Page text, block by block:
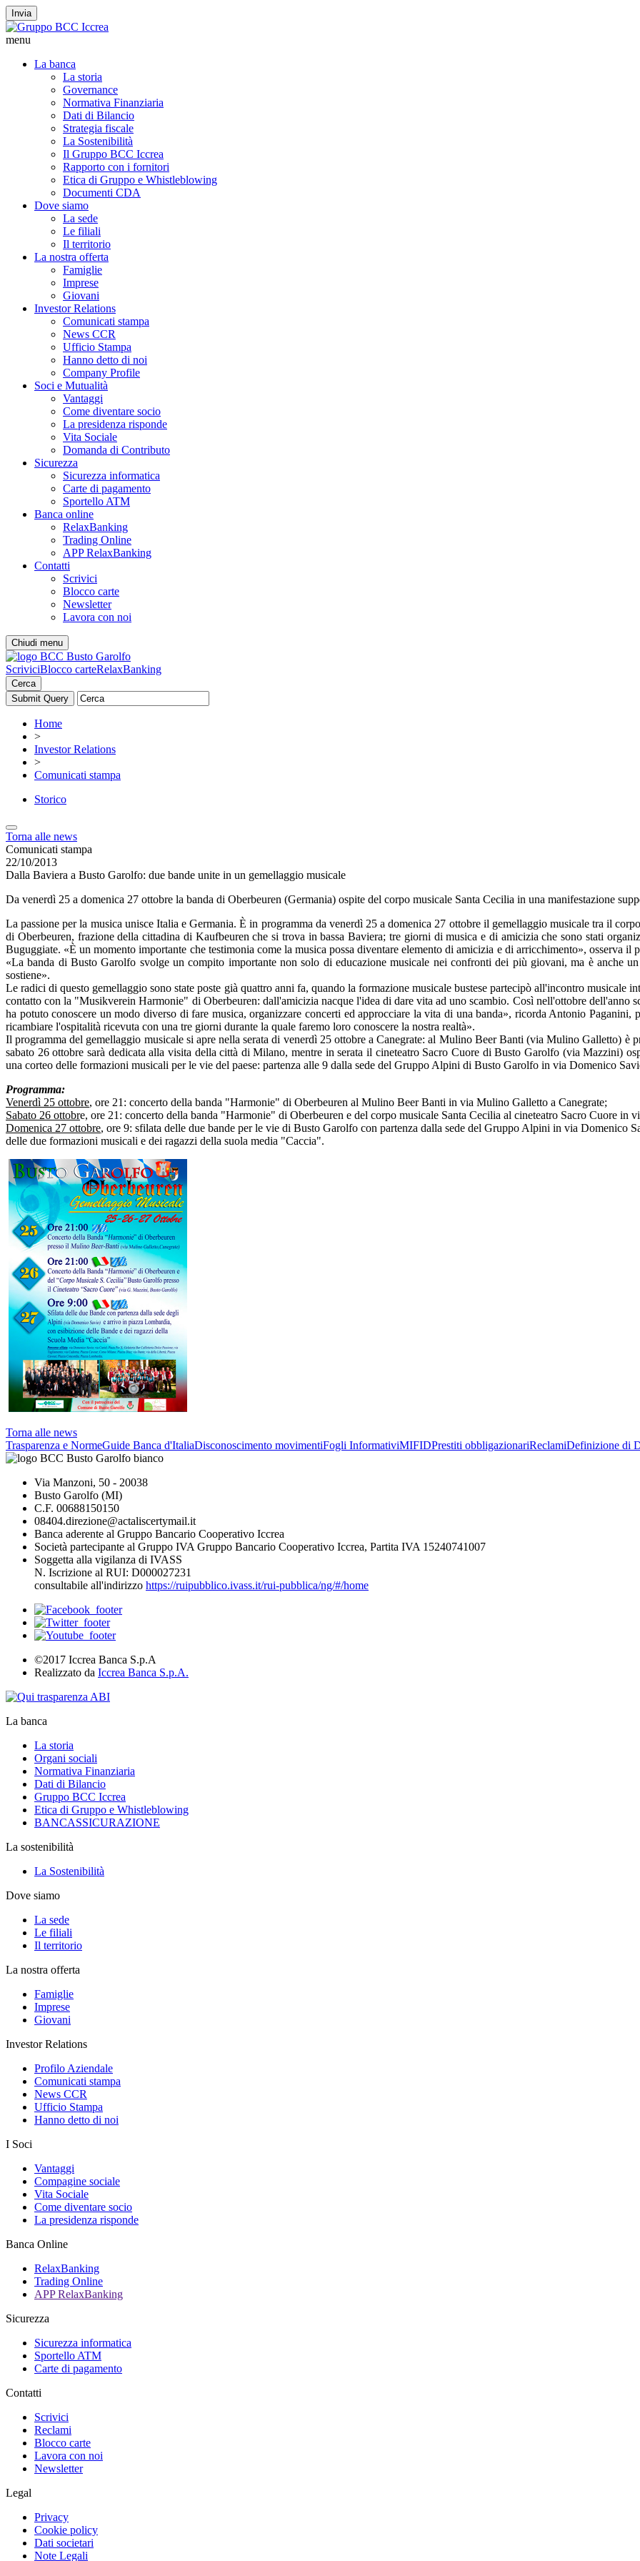
Invia
menu
La banca
La storia
Governance
Normativa Finanziaria
Dati di Bilancio
Strategia fiscale
La Sostenibilità
Il Gruppo BCC Iccrea
Rapporto con i fornitori
Etica di Gruppo e Whistleblowing
Documenti CDA
Dove siamo
La sede
Le filiali
Il territorio
La nostra offerta
Famiglie
Imprese
Giovani
Investor Relations
Comunicati stampa
News CCR
Ufficio Stampa
Hanno detto di noi
Company Profile
Soci e Mutualità
Vantaggi
Come diventare socio
La presidenza risponde
Vita Sociale
Domanda di Contributo
Sicurezza
Sicurezza informatica
Carte di pagamento
Sportello ATM
Banca online
RelaxBanking
Trading Online
APP RelaxBanking
Contatti
Scrivici
Blocco carte
Newsletter
Lavora con noi
Chiudi menu
ScriviciBlocco carteRelaxBanking
Cerca
Home
>
Investor Relations
>
Comunicati stampa
Storico
Torna alle news
Comunicati stampa
22/10/2013
Dalla Baviera a Busto Garolfo: due bande unite in un gemellaggio musicale
Da venerdì 25 a domenica 27 ottobre la banda di Oberbeuren (Germania) ospite del corpo musicale Santa Cecilia in una manifestazione
La passione per la musica unisce Italia e Germania. È in programma da venerdì 25 adomenica 27 ottobre il gemellaggio musicale tra il
di Oberbeuren, frazione della cittadina di Kaufbeuren che si trova in bassa Baviera; tre giorni di musica e di amicizia che sono stati
Buguggiate. «È un momento importante che testimonia come la musica possa diventare elemento di amicizia e di arricchimento», osserva
«La banda di Busto Garolfo svolge un compito importante non solo di educazione musicale nei confronti dei più giovani, ma è anche
sostiene».
Le radici di questo gemellaggio sono state poste già quattro anni fa, quando la formazione musicale bustese partecipò all'incontro
contatto con la "Musikverein Harmonie" di Oberbeuren: dall'amicizia nacque l'idea di dare vita ad uno scambio. Così nell'ottobre dell'anno
ha potuto conoscere un modo diverso di fare musica, organizzare concerti ed approcciare la vita di una banda», ricorda Antonio Paganini,
ricambiare l'ospitalità ricevuta con una tre giorni durante la quale faremo loro conoscere la nostra realtà».
Il programma del gemellaggio musicale si apre nella serata di venerdì 25 ottobre a Canegrate: al Mulino Beer Banti (via Mulino Galletto) è
sabato 26 ottobre sarà dedicata alla visita della città di Milano, mentre in serata il cineteatro Sacro Cuore di Busto Garolfo (via Mazzini)
una corteo delle formazioni musicali per le vie del paese: partenza alle 9 dalla sede del Gruppo Alpini di Busto Garolfo in via Domenico
Programma:
Venerdì 25 ottobre, ore 21: concerto della banda "Harmonie" di Oberbeuren al Mulino Beer Banti in via Mulino Galletto a Canegrate;
Sabato 26 ottobre, ore 21: concerto della banda "Harmonie" di Oberbeuren e del corpo musicale Santa Cecilia al cineteatro Sacro Cuore in
Domenica 27 ottobre, ore 9: sfilata delle due bande per le vie di Busto Garolfo con partenza dalla sede del Gruppo Alpini in via Domenico
delle due formazioni musicali e dei ragazzi della suola media "Caccia".
Torna alle news
Trasparenza e NormeGuide Banca d'ItaliaDisconoscimento movimentiFogli InformativiMIFIDPrestiti obbligazionariReclamiDefinizione di
Via Manzoni, 50 - 20038
Busto Garolfo (MI)
C.F. 00688150150
08404.direzione@actaliscertymail.it
Banca aderente al Gruppo Bancario Cooperativo Iccrea
Società partecipante al Gruppo IVA Gruppo Bancario Cooperativo Iccrea, Partita IVA 15240741007
Soggetta alla vigilanza di IVASS
N. Iscrizione al RUI: D000027231
consultabile all'indirizzo https://ruipubblico.ivass.it/rui-pubblica/ng/#/home
©2017 Iccrea Banca S.p.A
Realizzato da Iccrea Banca S.p.A.
La banca
La storia
Organi sociali
Normativa Finanziaria
Dati di Bilancio
Gruppo BCC Iccrea
Etica di Gruppo e Whistleblowing
BANCASSICURAZIONE
La sostenibilità
La Sostenibilità
Dove siamo
La sede
Le filiali
Il territorio
La nostra offerta
Famiglie
Imprese
Giovani
Investor Relations
Profilo Aziendale
Comunicati stampa
News CCR
Ufficio Stampa
Hanno detto di noi
I Soci
Vantaggi
Compagine sociale
Vita Sociale
Come diventare socio
La presidenza risponde
Banca Online
RelaxBanking
Trading Online
APP RelaxBanking
Sicurezza
Sicurezza informatica
Sportello ATM
Carte di pagamento
Contatti
Scrivici
Reclami
Blocco carte
Lavora con noi
Newsletter
Legal
Privacy
Cookie policy
Dati societari
Note Legali